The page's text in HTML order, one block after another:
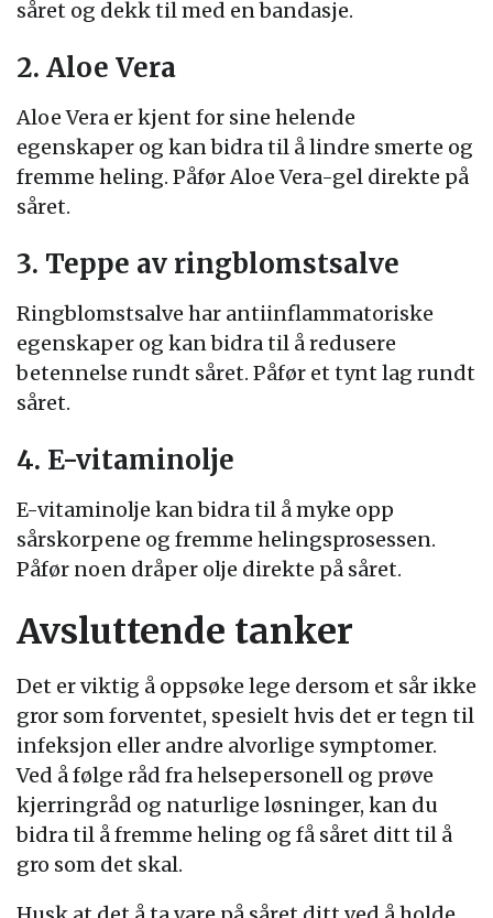
såret og dekk til med en bandasje.
2. Aloe Vera
Aloe Vera er kjent for sine helende
egenskaper og kan bidra til å lindre smerte og
fremme heling. Påfør Aloe Vera-gel direkte på
såret.
3. Teppe av ringblomstsalve
Ringblomstsalve har antiinflammatoriske
egenskaper og kan bidra til å redusere
betennelse rundt såret. Påfør et tynt lag rundt
såret.
4. E-vitaminolje
E-vitaminolje kan bidra til å myke opp
sårskorpene og fremme helingsprosessen.
Påfør noen dråper olje direkte på såret.
Avsluttende tanker
Det er viktig å oppsøke lege dersom et sår ikke
gror som forventet, spesielt hvis det er tegn til
infeksjon eller andre alvorlige symptomer.
Ved å følge råd fra helsepersonell og prøve
kjerringråd og naturlige løsninger, kan du
bidra til å fremme heling og få såret ditt til å
gro som det skal.